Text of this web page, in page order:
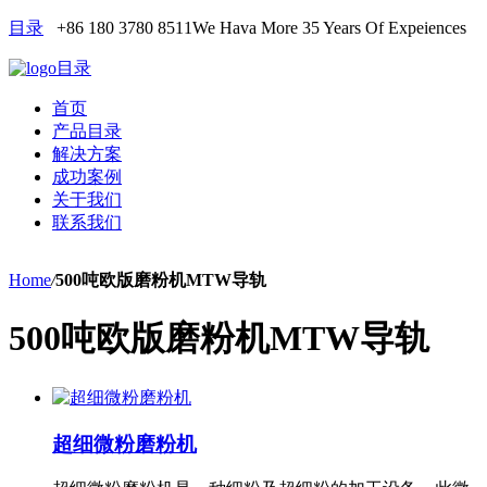
目录 +86 180 3780 8511We Hava More 35 Years Of Expeiences
目录
首页
产品目录
解决方案
成功案例
关于我们
联系我们
Home/500吨欧版磨粉机MTW导轨
500吨欧版磨粉机MTW导轨
超细微粉磨粉机